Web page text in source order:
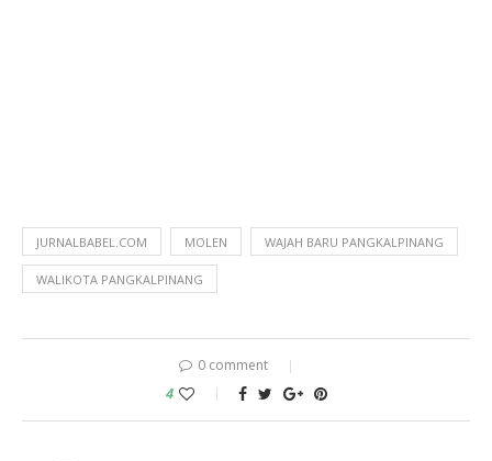
JURNALBABEL.COM MOLEN WAJAH BARU PANGKALPINANG
WALIKOTA PANGKALPINANG
0 comment
4